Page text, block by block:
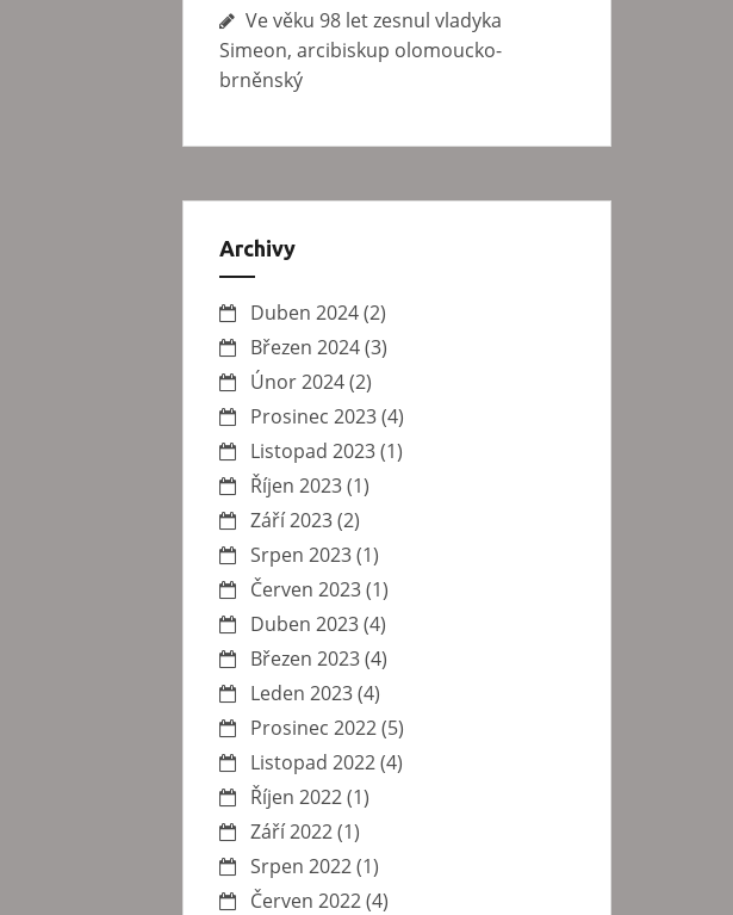
Ve věku 98 let zesnul vladyka
Simeon, arcibiskup olomoucko-
brněnský
Archivy
Duben 2024(2)
Březen 2024(3)
Únor 2024(2)
Prosinec 2023(4)
Listopad 2023(1)
Říjen 2023(1)
Září 2023(2)
Srpen 2023(1)
Červen 2023(1)
Duben 2023(4)
Březen 2023(4)
Leden 2023(4)
Prosinec 2022(5)
Listopad 2022(4)
Říjen 2022(1)
Září 2022(1)
Srpen 2022(1)
Červen 2022(4)